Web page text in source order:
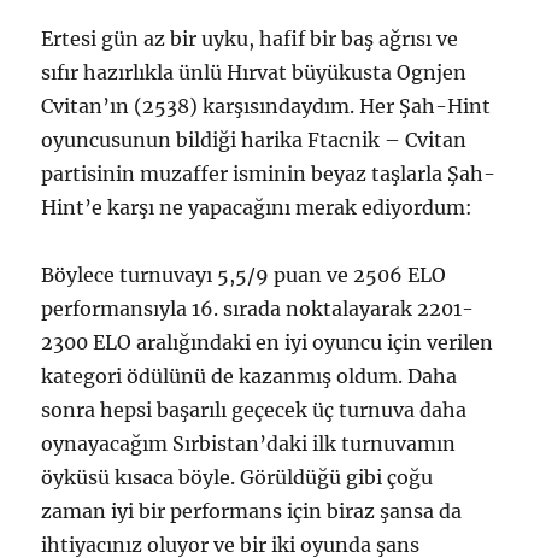
Ertesi gün az bir uyku, hafif bir baş ağrısı ve
sıfır hazırlıkla ünlü Hırvat büyükusta Ognjen
Cvitan’ın (2538) karşısındaydım. Her Şah-Hint
oyuncusunun bildiği harika Ftacnik – Cvitan
partisinin muzaffer isminin beyaz taşlarla Şah-
Hint’e karşı ne yapacağını merak ediyordum:
Böylece turnuvayı 5,5/9 puan ve 2506 ELO
performansıyla 16. sırada noktalayarak 2201-
2300 ELO aralığındaki en iyi oyuncu için verilen
kategori ödülünü de kazanmış oldum. Daha
sonra hepsi başarılı geçecek üç turnuva daha
oynayacağım Sırbistan’daki ilk turnuvamın
öyküsü kısaca böyle. Görüldüğü gibi çoğu
zaman iyi bir performans için biraz şansa da
ihtiyacınız oluyor ve bir iki oyunda şans